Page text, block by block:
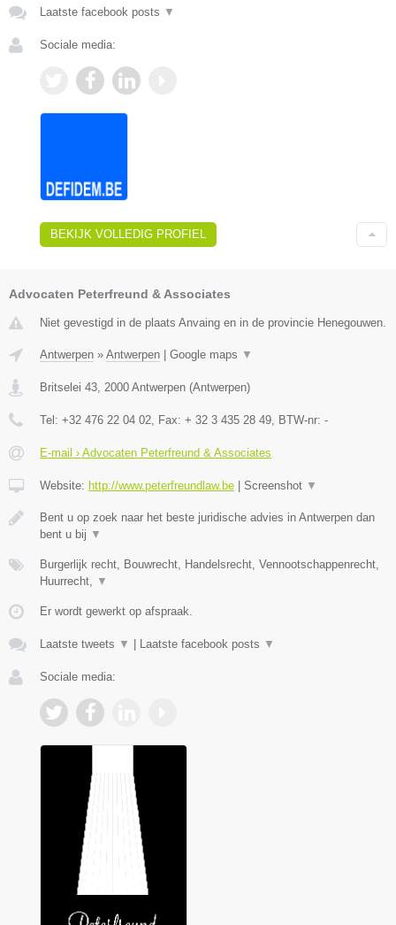
Laatste facebook posts ▼
Sociale media:
BEKIJK VOLLEDIG PROFIEL
Advocaten Peterfreund & Associates
Niet gevestigd in de plaats Anvaing en in de provincie Henegouwen.
Antwerpen » Antwerpen Google maps ▼
Britselei 43, 2000 Antwerpen (Antwerpen)
Tel: +32 476 22 04 02, Fax: + 32 3 435 28 49, BTW-nr: -
E-mail › Advocaten Peterfreund & Associates
Website: http://www.peterfreundlaw.be Screenshot ▼
Bent u op zoek naar het beste juridische advies in Antwerpen dan
bent u bij ▼
Burgerlijk recht, Bouwrecht, Handelsrecht, Vennootschappenrecht,
Huurrecht, ▼
Er wordt gewerkt op afspraak.
Laatste tweets ▼ Laatste facebook posts ▼
Sociale media: